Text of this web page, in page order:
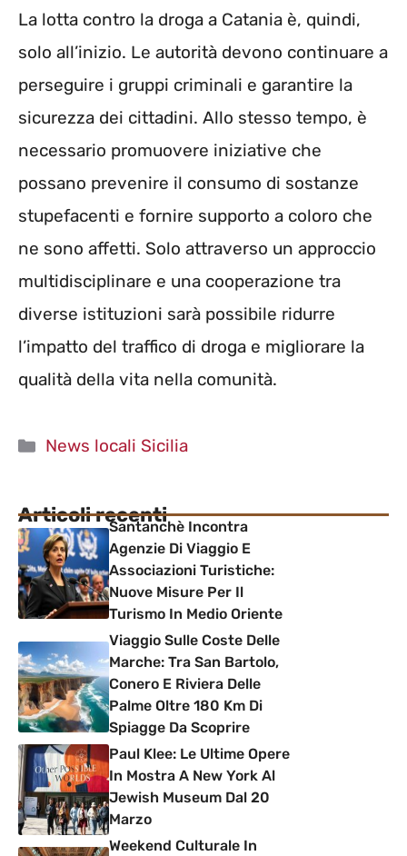
La lotta contro la droga a Catania è, quindi,
solo all’inizio. Le autorità devono continuare a
perseguire i gruppi criminali e garantire la
sicurezza dei cittadini. Allo stesso tempo, è
necessario promuovere iniziative che
possano prevenire il consumo di sostanze
stupefacenti e fornire supporto a coloro che
ne sono affetti. Solo attraverso un approccio
multidisciplinare e una cooperazione tra
diverse istituzioni sarà possibile ridurre
l’impatto del traffico di droga e migliorare la
qualità della vita nella comunità.
Categorie
News locali Sicilia
Articoli recentiSantanchè Incontra
Agenzie Di Viaggio E
Associazioni Turistiche:
Nuove Misure Per Il
Turismo In Medio Oriente
Viaggio Sulle Coste Delle
Marche: Tra San Bartolo,
Conero E Riviera Delle
Palme Oltre 180 Km Di
Spiagge Da Scoprire
Paul Klee: Le Ultime Opere
In Mostra A New York Al
Jewish Museum Dal 20
Marzo
Weekend Culturale In